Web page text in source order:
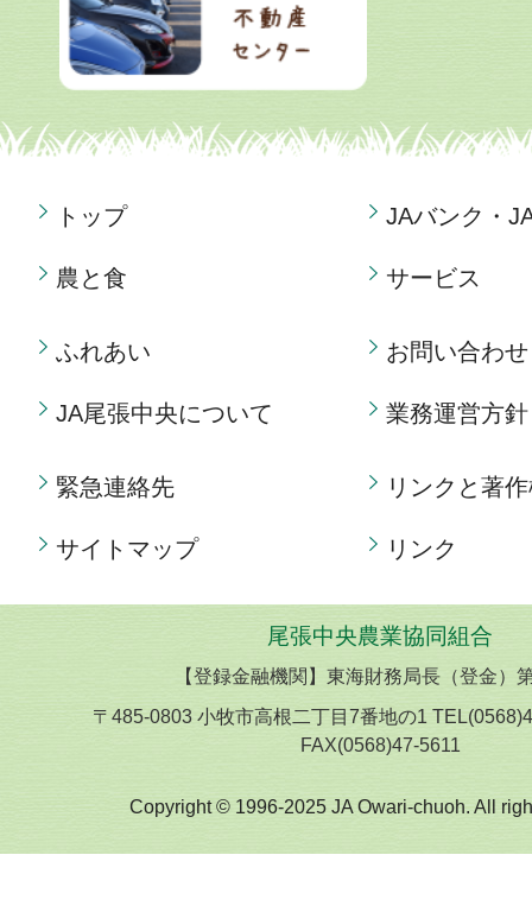
トップ
農と食
JAバンク・
サービス
ふれあい
JA尾張中央について
お問い合わせ
業務運営方針
緊急連絡先
サイトマップ
リンクと著
リンク
尾張中央農業協同組合
【登録金融機関】東海財務局長（登金）
〒485-0803 小牧市高根二丁目7番地の1
FAX(0568)47-5611
Copyright © 1996-2025 JA Owari-chuoh. All